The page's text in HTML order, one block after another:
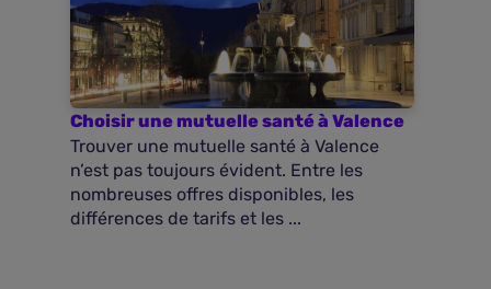
Choisir une mutuelle santé à Valence
Trouver une mutuelle santé à Valence
n’est pas toujours évident. Entre les
nombreuses offres disponibles, les
différences de tarifs et les ...